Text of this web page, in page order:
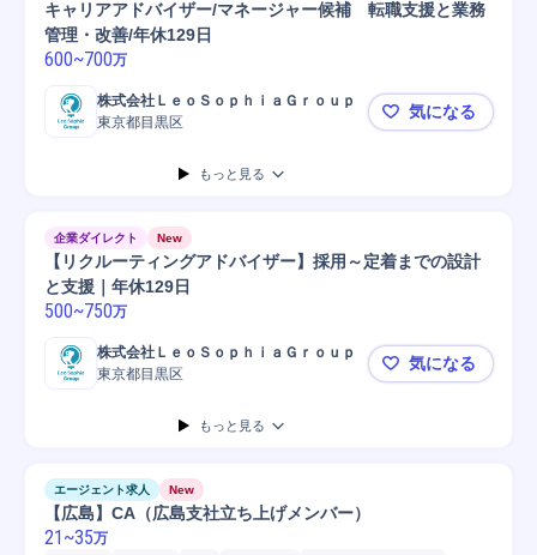
キャリアアドバイザー/マネージャー候補 転職支援と業務
管理・改善/年休129日
600~700万
株式会社ＬｅｏＳｏｐｈｉａＧｒｏｕｐ
東京都目黒区
キャリアア
気になる
もっと見る
企業ダイレクト New
【リクルーティングアドバイザー】採用～定着までの設計
と支援｜年休129日
500~750万
株式会社ＬｅｏＳｏｐｈｉａＧｒｏｕｐ
東京都目黒区
【リクルー
気になる
もっと見る
エージェント求人 New
【広島】CA（広島支社立ち上げメンバー）
21 ~35万